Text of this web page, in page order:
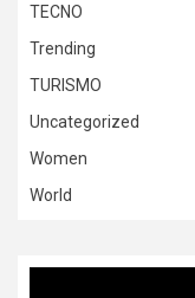
TECNO
Trending
TURISMO
Uncategorized
Women
World